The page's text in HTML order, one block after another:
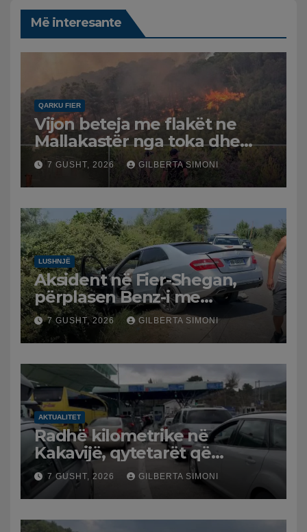
Më interesante
QARKU FIER
Vijon beteja me flakët ne
Mallakastër nga toka dhe
nga ajri me dy helikopterë.
7 GUSHT, 2026 GILBERTA SIMONI
LUSHNJË
Aksident në Fier-Shegan,
përplasen Benz-i me
furgonin, plagoset një i
moshuar
7 GUSHT, 2026 GILBERTA SIMONI
AKTUALITET
Radhë kilometrike në
Kakavijë, qytetarët që
kthehen në Shqipëri
bllokohen në temperatura të
larta, pala greke punon me
ritme të ngadalta
7 GUSHT, 2026 GILBERTA SIMONI